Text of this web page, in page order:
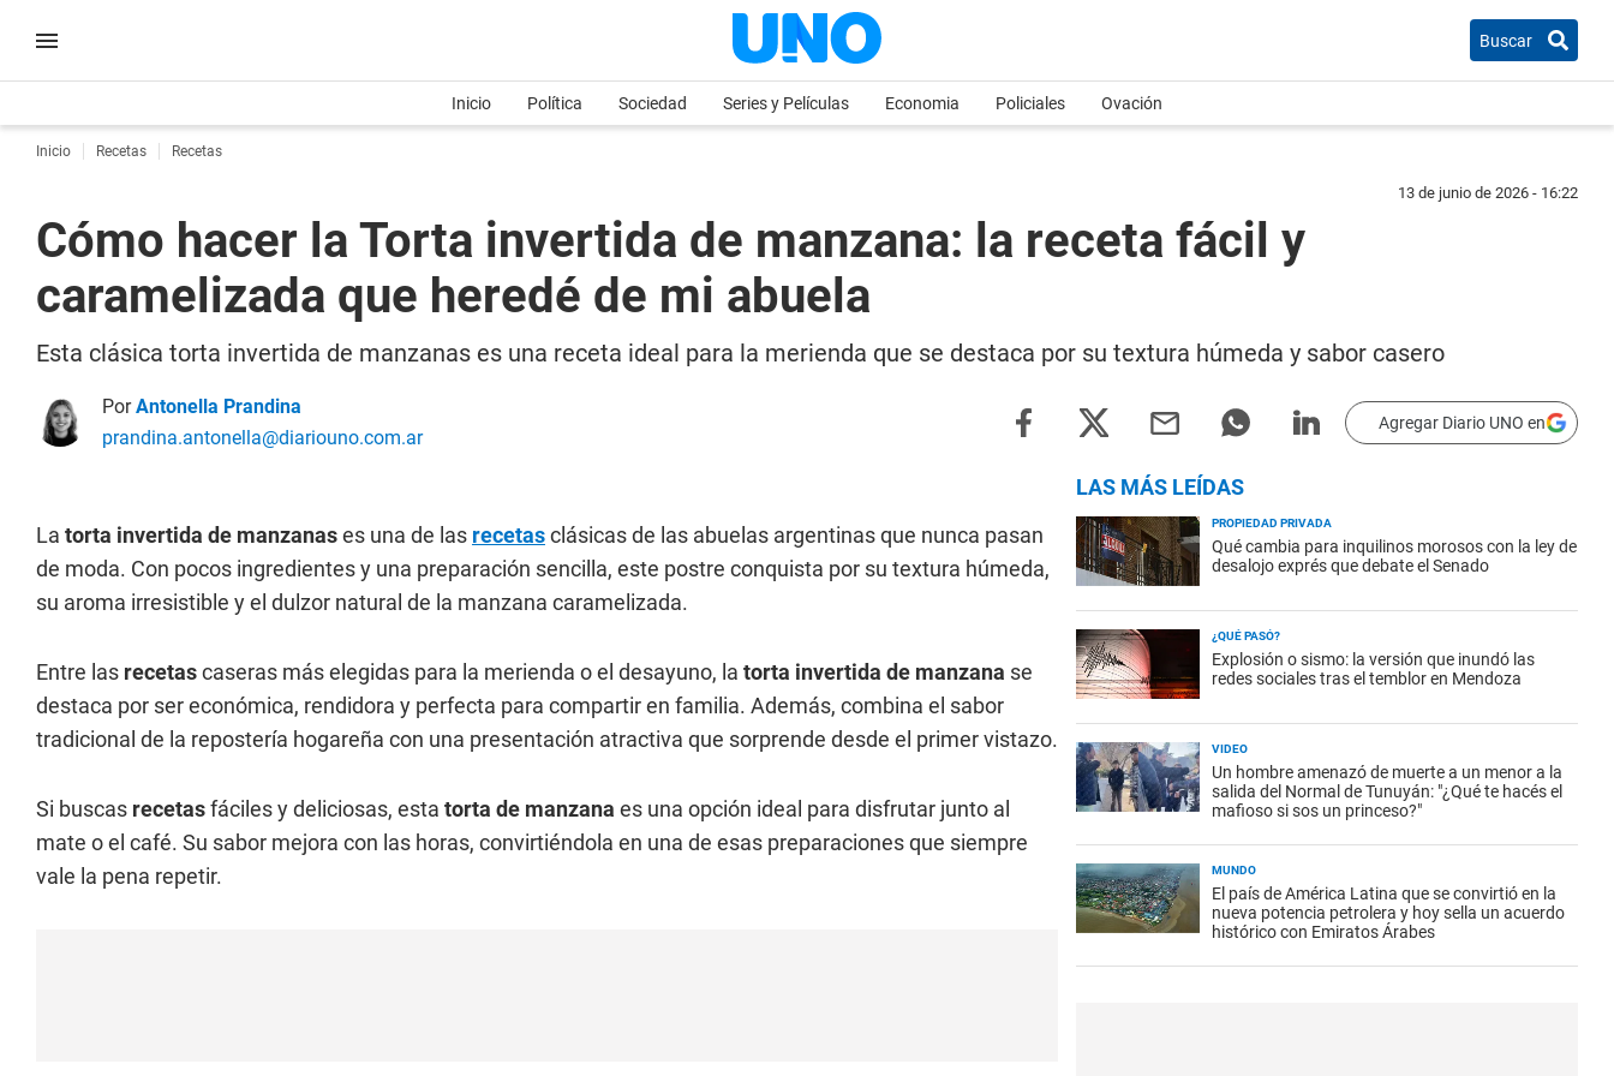
Buscar
Inicio Política Sociedad Series y Películas Economia Policiales Ovación
Inicio Recetas Recetas
13 de junio de 2026 - 16:22
Cómo hacer la Torta invertida de manzana: la receta fácil y
caramelizada que heredé de mi abuela
Esta clásica torta invertida de manzanas es una receta ideal para la merienda que se destaca por su textura húmeda y sabor casero
PorAntonella Prandina
prandina.antonella@diariouno.com.ar
Agregar Diario UNO en
La torta invertida de manzanases una de las recetasclásicas de las abuelas argentinas que nunca pasan
de moda. Con pocos ingredientes y una preparación sencilla, este postre conquista por su textura húmeda,
su aroma irresistible y el dulzor natural de la manzana caramelizada.
Entre las recetascaseras más elegidas para la merienda o el desayuno, la torta invertida de manzana se
destaca por ser económica, rendidora y perfecta para compartir en familia. Además, combina el sabor
tradicional de la repostería hogareña con una presentación atractiva que sorprende desde el primer vistazo.
Si buscas recetasfáciles y deliciosas, esta torta de manzana es una opción ideal para disfrutar junto al
mate o el café. Su sabor mejora con las horas, convirtiéndola en una de esas preparaciones que siempre
vale la pena repetir.
LAS MÁS LEÍDAS
PROPIEDAD PRIVADA
Qué cambia para inquilinos morosos con la ley de
desalojo exprés que debate el Senado
¿QUÉ PASÓ?
Explosión o sismo: la versión que inundó las
redes sociales tras el temblor en Mendoza
VIDEO
Un hombre amenazó de muerte a un menor a la
salida del Normal de Tunuyán: "¿Qué te hacés el
mafioso si sos un princeso?"
MUNDO
El país de América Latina que se convirtió en la
nueva potencia petrolera y hoy sella un acuerdo
histórico con Emiratos Árabes